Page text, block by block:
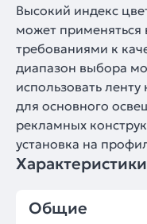
Высокий индекс
может
требованиями к
диапазон выбора
использовать
для основного
рекламных
установка на
Характеристики
Общие